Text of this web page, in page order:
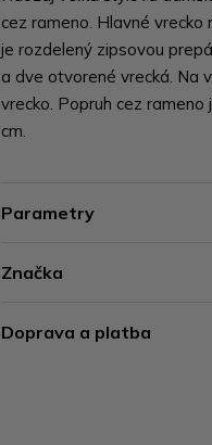
cez rameno. Hlavné
je rozdelený zipsovou
a dve otvorené vrecká. Na
vrecko. Popruh cez
cm.
Parametry
Značka
Doprava a platba